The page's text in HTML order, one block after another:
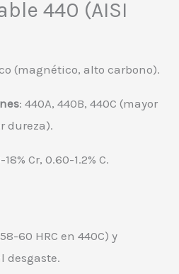
440 (AISI
(magnético, alto carbono).
: 440A, 440B, 440C (mayor
dureza).
18% Cr, 0.60-1.2% C.
60 HRC en 440C) y
desgaste.